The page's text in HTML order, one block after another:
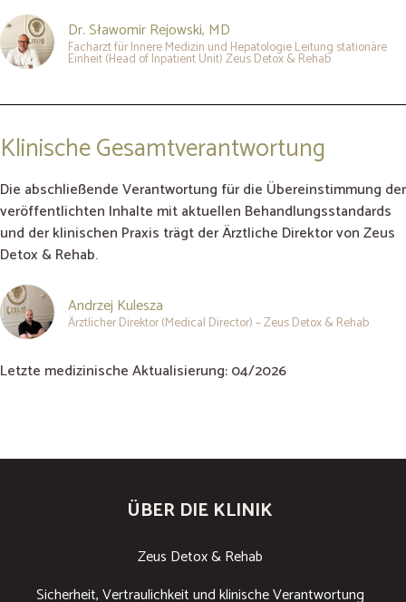
Dr. Sławomir Rejowski, MD
Facharzt für Innere Medizin und Hepatologie Leitung stationäre
Einheit (Head of Inpatient Unit) Zeus Detox & Rehab
Klinische Gesamtverantwortung
Die abschließende Verantwortung für die Übereinstimmung der
veröffentlichten Inhalte mit aktuellen Behandlungsstandards
und der klinischen Praxis trägt der Ärztliche Direktor von Zeus
Detox & Rehab.
Andrzej Kulesza
Ärztlicher Direktor (Medical Director) – Zeus Detox & Rehab
Letzte medizinische Aktualisierung: 04/2026
ÜBER DIE KLINIK
Zeus Detox & Rehab
Sicherheit, Vertraulichkeit und klinische Verantwortung